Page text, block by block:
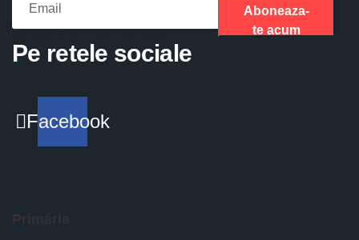
Aboneaza-
te acum
Pe retele sociale
Facebook